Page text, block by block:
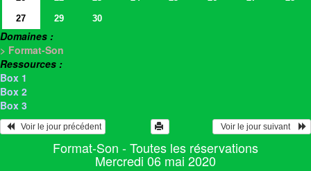
27
29 30
Domaines :
> Format-Son
Ressources :
Box 1
Box 2
Box 3
   Voir le jour précédent
  Voir le jour suivant
Format-Son - Toutes les réservations
Mercredi 06 mai 2020